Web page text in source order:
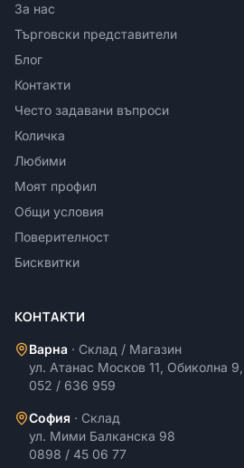
За нас
Търговски представители
Блог
Контакти
Често задавани въпроси
Количка
Любими
Моят профил
Общи условия
Поверителност
Бисквитки
КОНТАКТИ
Варна · Склад / Магазин
ул. Атанас Москов 11, Обиколна
052 / 636 959
София · Склад
ул. Мими Балканска 98
0898 / 45 06 77